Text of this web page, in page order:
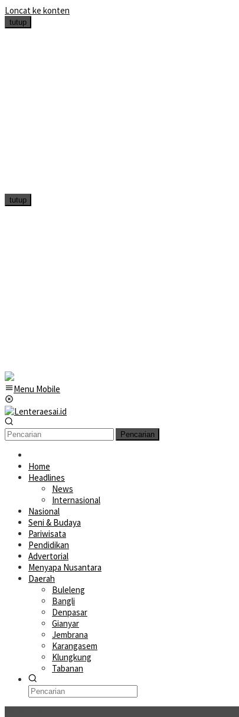
Loncat ke konten
tutup
tutup
Menu Mobile
Pencarian
Home
Headlines
News
Internasional
Nasional
Seni & Budaya
Pariwisata
Pendidikan
Advertorial
Menyapa Nusantara
Daerah
Buleleng
Bangli
Denpasar
Gianyar
Jembrana
Karangasem
Klungkung
Tabanan